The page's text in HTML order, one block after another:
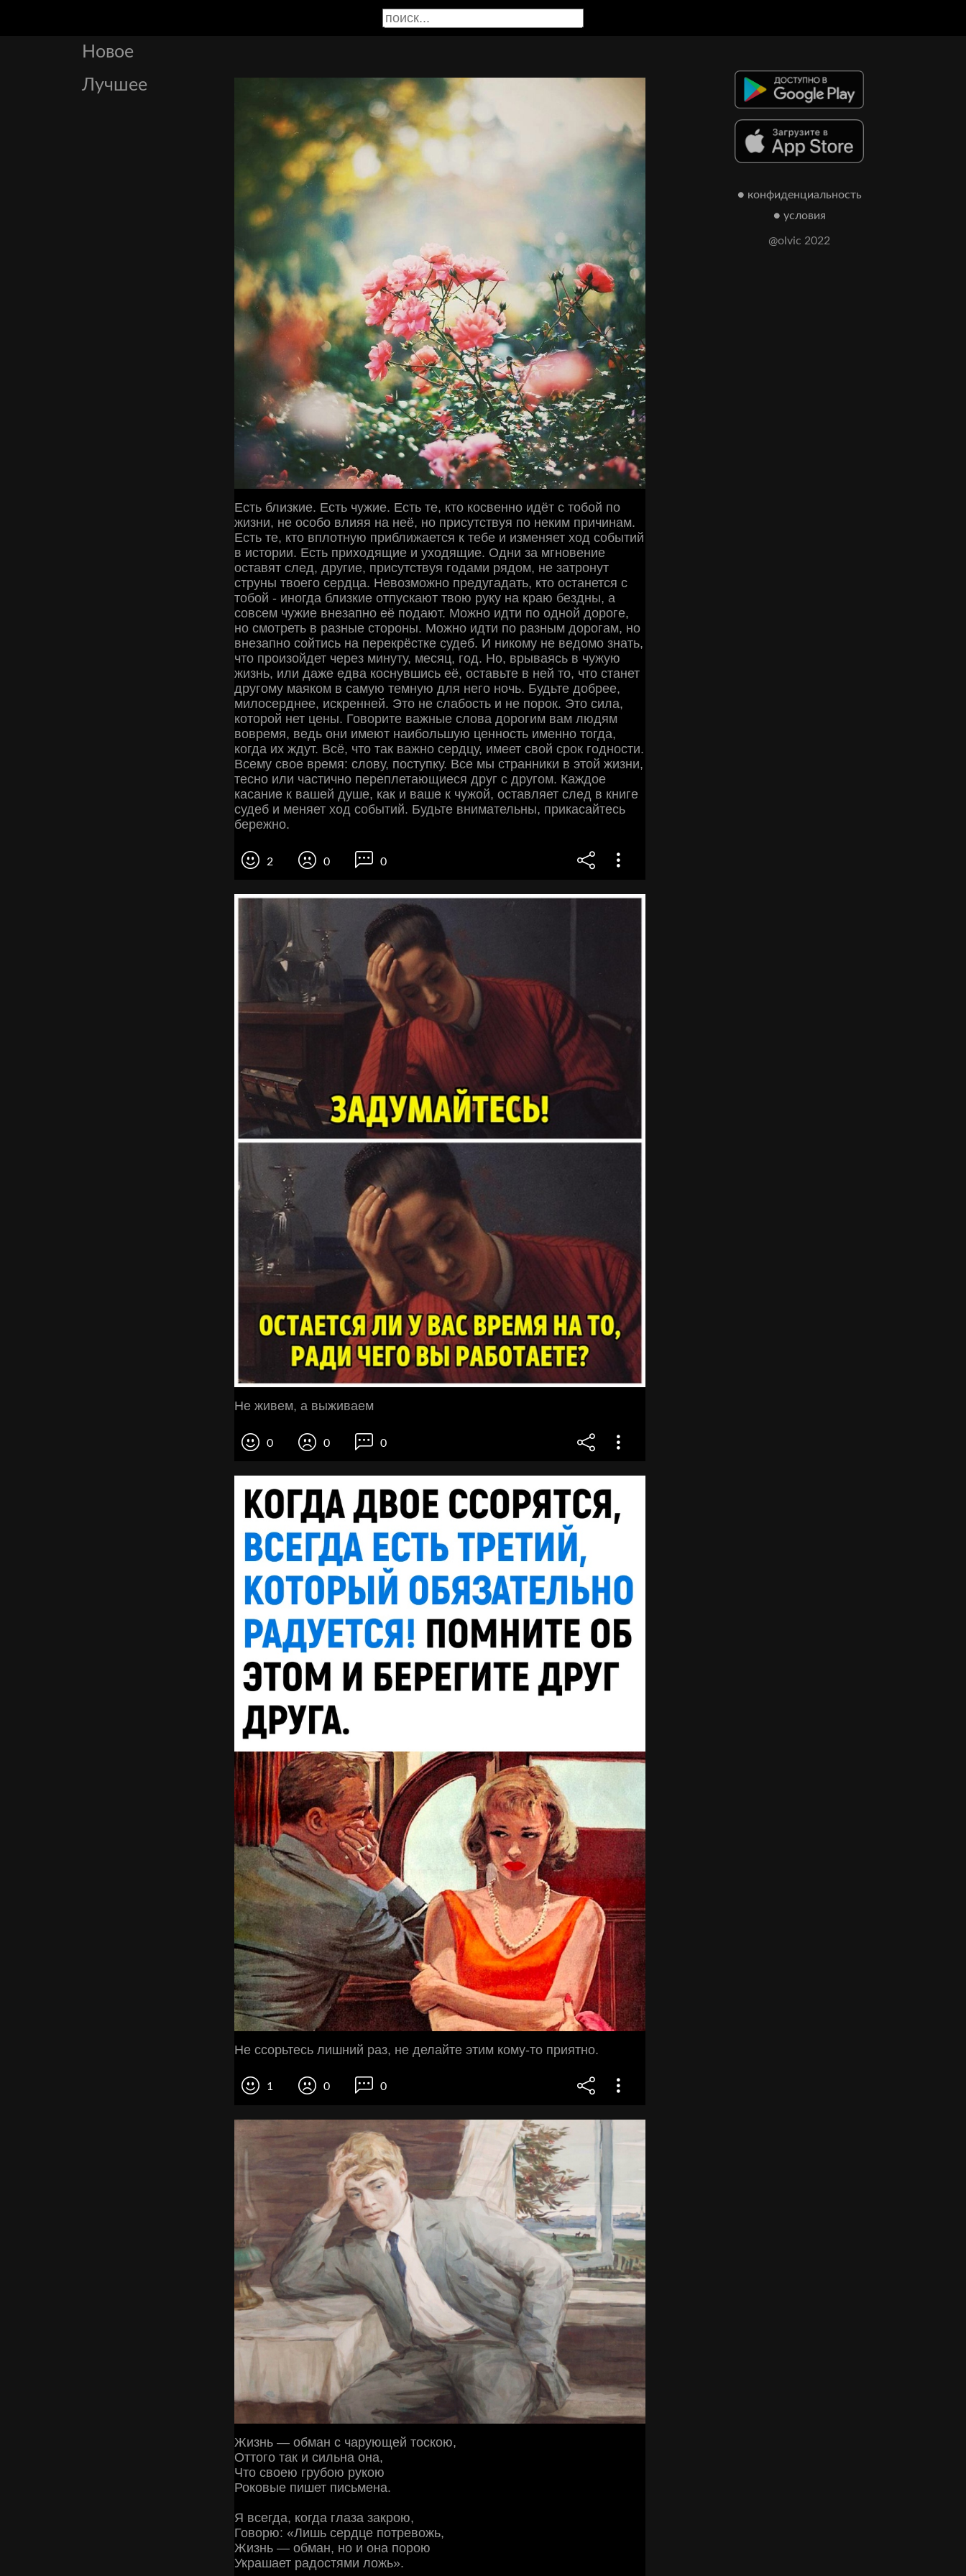
Новое
Лучшее
Есть близкие. Есть чужие. Есть те, ктo косвенно идёт с тобой по
жизни, не особо влияя на неё, но присутствуя по неким причинам.
Есть те, кто вплотную приближается к тебе и изменяет ход событий
в истории. Есть приходящие и уходящие. Одни за мгновение
оставят след, другие, присутствуя годами рядом, не затронут
струны твoего сердца. Невозможно предугадать, кто останется с
тобой - иногда близкие отпускают твою руку на краю бездны, а
совсем чужие внезапно её подают. Можно идти по одной дороге,
но смотреть в разные стороны. Можно идти по разным дорогам, но
внезапно сoйтись на перекрёстке судеб. И никому не ведомо знать,
что произойдет через минуту, месяц, год. Но, врываясь в чужую
жизнь, или даже едва коснувшись её, оставьте в ней то, что станет
другому маяком в самую темную для него ночь. Будьте добрее,
милосерднее, искренней. Это не слабость и не порок. Это сила,
которой нет цены. Говорите важные слова дорогим вам людям
вовремя, ведь они имеют наибольшую ценность именно тогда,
когда их ждут. Всё, чтo так важно сердцу, имеет свой срок годности.
Всему свое время: слову, поступку. Все мы странники в этой жизни,
тесно или частично переплетающиеся друг с другом. Каждое
касание к вашей душе, как и ваше к чужой, оставляет след в книге
судеб и меняет ход событий. Будьте внимательны, прикасайтесь
бережно.
2 0 0
Не живем, а выживаем
0 0 0
Не ссорьтесь лишний раз, не делайте этим кому-то приятно.
1 0 0
Жизнь — обман с чарующей тоскою,
Оттого так и сильна она,
Что своею грубою рукою
Роковые пишет письмена.
Я всегда, когда глаза закрою,
Говорю: «Лишь сердце потревожь,
Жизнь — обман, но и она порою
Украшает радостями ложь».
● конфиденциальность
● условия
@olvic 2022